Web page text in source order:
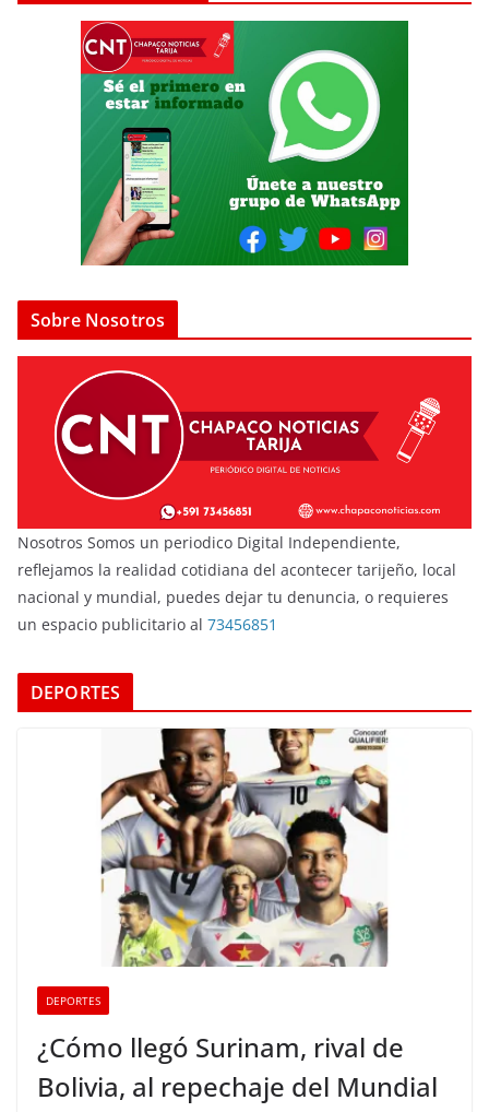
Sobre Nosotros
Nosotros Somos un periodico Digital Independiente,
reflejamos la realidad cotidiana del acontecer tarijeño, local
nacional y mundial, puedes dejar tu denuncia, o requieres
un espacio publicitario al 73456851
DEPORTES
DEPORTES
¿Cómo llegó Surinam, rival de
Bolivia, al repechaje del Mundial